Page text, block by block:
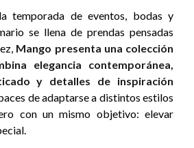
temporada de eventos, bodas y
se llena de prendas pensadas
Mango presenta una colección
elegancia contemporánea,
y detalles de inspiración
de adaptarse a distintos estilos
con un mismo objetivo: elevar